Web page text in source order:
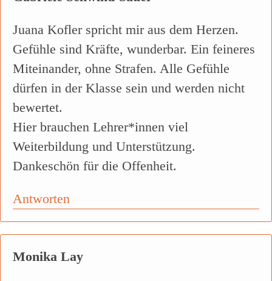
Juana Kofler spricht mir aus dem Herzen.
Gefühle sind Kräfte, wunderbar. Ein feineres
Miteinander, ohne Strafen. Alle Gefühle
dürfen in der Klasse sein und werden nicht
bewertet.
Hier brauchen Lehrer*innen viel
Weiterbildung und Unterstützung.
Dankeschön für die Offenheit.
Antworten
Monika Lay